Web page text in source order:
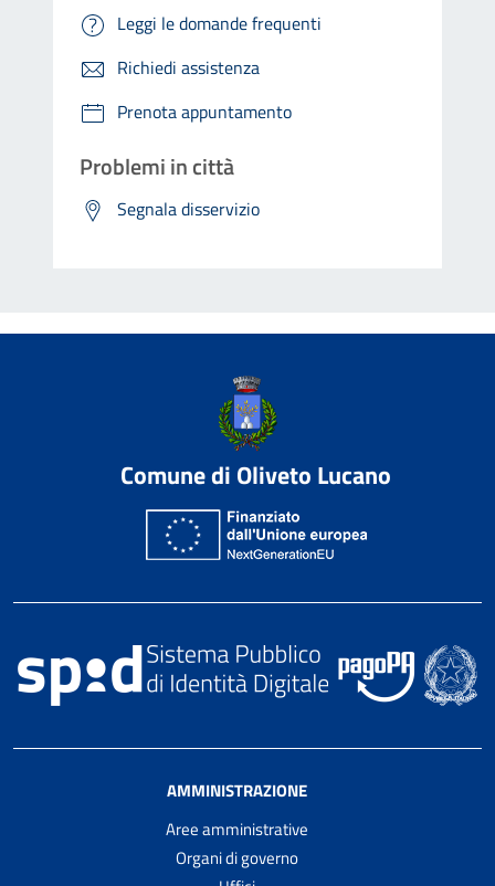
Leggi le domande frequenti
Richiedi assistenza
Prenota appuntamento
Problemi in città
Segnala disservizio
Comune di Oliveto Lucano
AMMINISTRAZIONE
Aree amministrative
Organi di governo